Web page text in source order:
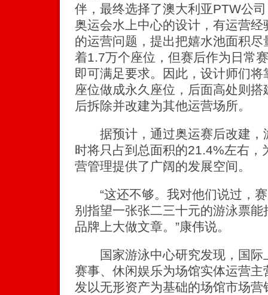
伴，最终选择了澳大利亚PTW公
奥运会水上中心的设计，有运营
的运营问题，提出把嬉水池面积
着1.7万个座位，但赛后作为日常
即可满足要求。因此，设计师们
座位做成永久座位，后面高处则
后拆除并改建为其他运营场所。
据预计，通过奥运赛后改建，
时将只占到总面积的21.4%左右，
营管理提供了广阔的发展空间。
“这还不够。我对他们说过，赛
别指望一张张二三十元的游泳票
品牌上大做文章。”康伟说。
国家游泳中心研究发现，国际
赛事、休闲娱乐为场馆实体运营
发以无形资产为基础的场馆市场营